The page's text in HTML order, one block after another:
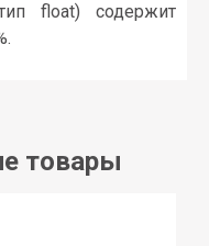
float) содержит
товары